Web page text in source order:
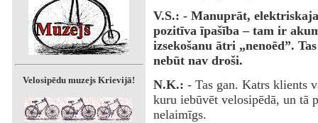
Velosipēdu muzejs Krievijā!
V.S.: - Manuprāt,
pozitīva īpašība – tam ir
izsekošanu ātri „nenoēd”.
nebūt nav droši.
N.K.: - Tas gan. Katrs klients
kuru iebūvēt velosipēdā, un tā
nelaimīgs.